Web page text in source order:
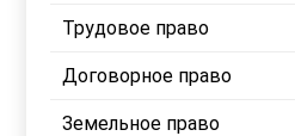
Трудовое право
Договорное право
Земельное право